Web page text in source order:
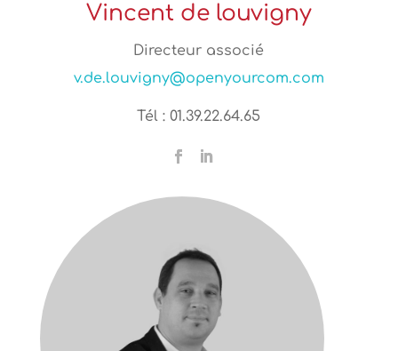
Vincent de louvigny
Directeur associé
v.de.louvigny@openyourcom.com
Tél : 01.39.22.64.65